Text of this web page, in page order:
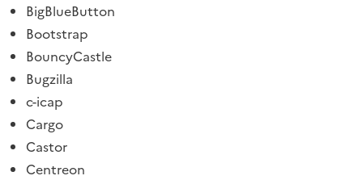
BigBlueButton
Bootstrap
BouncyCastle
Bugzilla
c-icap
Cargo
Castor
Centreon